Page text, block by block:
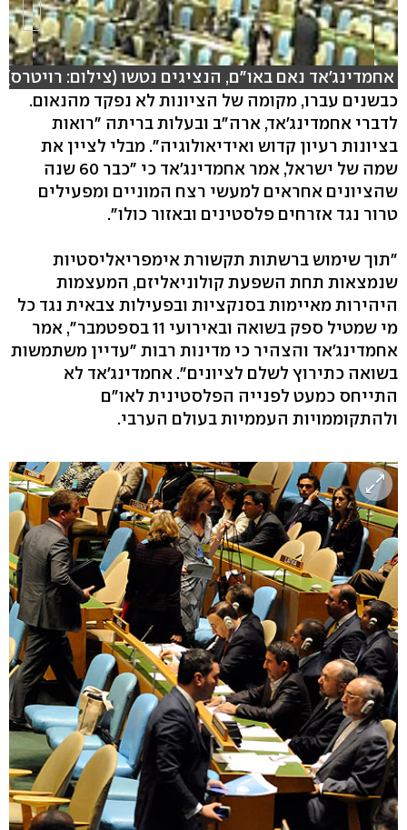
אחמדינג'אד נאם באו"ם, הנציגים נטשו (צילום: רויטרס)
כבשנים עברו, מקומה של הציונות לא נפקד מהנאום.
לדברי אחמדינג'אד, ארה"ב ובעלות בריתה "רואות
בציונות רעיון קדוש ואידיאולוגיה". מבלי לציין את
שמה של ישראל, אמר אחמדינג'אד כי "כבר 60 שנה
שהציונים אחראים למעשי רצח המוניים ומפעילים
טרור נגד אזרחים פלסטינים ובאזור כולו".
"תוך שימוש ברשתות תקשורת אימפריאליסטיות
שנמצאות תחת השפעת קולוניאליזם, המעצמות
היהירות מאיימות בסנקציות ובפעילות צבאית נגד כל
מי שמטיל ספק בשואה ובאירועי 11 בספטמבר", אמר
אחמדינג'אד והצהיר כי מדינות רבות "עדיין משתמשות
בשואה כתירוץ לשלם לציונים". אחמדינג'אד לא
התייחס כמעט לפנייה הפלסטינית לאו"ם
ולהתקוממויות העממיות בעולם הערבי.